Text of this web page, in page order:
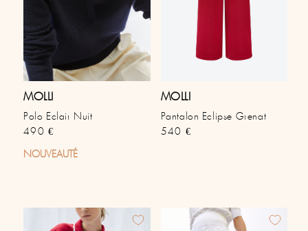
MOLLI
Polo Eclair Nuit
Prix habituel
490 €
NOUVEAUTÉ
MOLLI
Pantalon Eclipse Grenat
Prix habituel
540 €